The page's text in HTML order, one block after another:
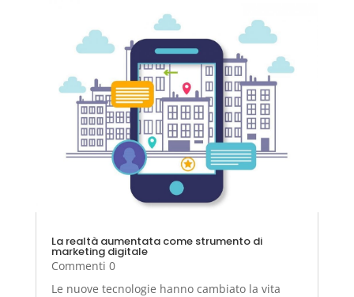
La realtà aumentata come strumento di
marketing digitale
Commenti 0
Le nuove tecnologie hanno cambiato la vita